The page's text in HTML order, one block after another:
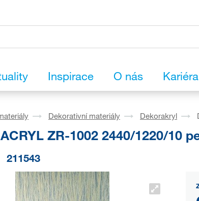
Inspirace O nás Kariéra
Dekorativní materiály Dekorakryl
ZR-1002 2440/1220/10
211543